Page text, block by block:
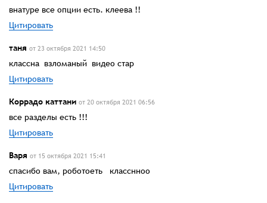
внатуре все опции есть. клеева !!
Цитировать
таня от 23 октября 2021 14:50
классна взломаный видео стар
Цитировать
Коррадо каттани от 20 октября 2021 06:56
все разделы есть !!!
Цитировать
Варя от 15 октября 2021 15:41
спасибо вам, роботоеть класснноо
Цитировать